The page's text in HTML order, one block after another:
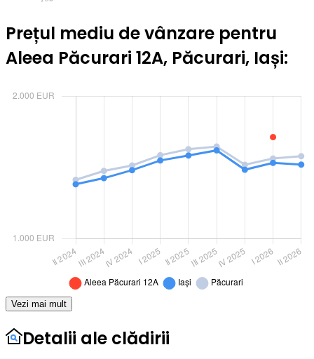
Prețul mediu de vânzare pentru
Aleea Păcurari 12A, Păcurari, Iași:
Vezi mai mult
Detalii ale clădirii